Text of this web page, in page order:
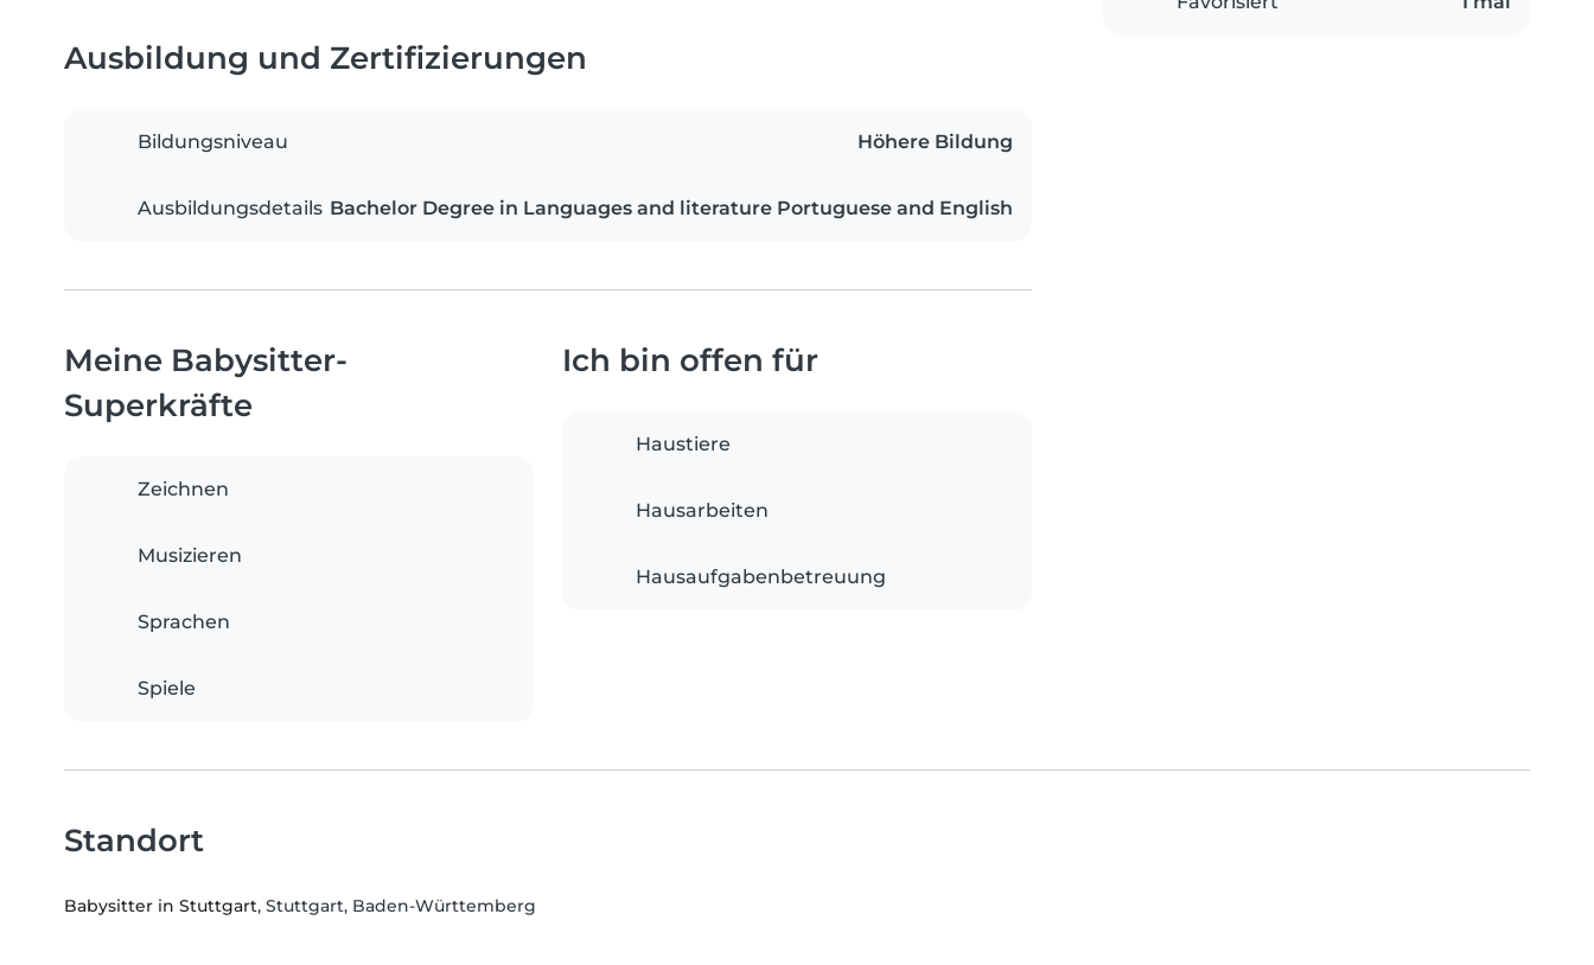
Ausbildung und Zertifizierungen
Bildungsniveau Höhere Bildung
Ausbildungsdetails Bachelor Degree in Languages and literature Portuguese and English
Meine Babysitter-
Superkräfte
Zeichnen
Musizieren
Sprachen
Spiele
Ich bin offen für
Haustiere
Hausarbeiten
Hausaufgabenbetreuung
Standort
Babysitter in Stuttgart, Stuttgart, Baden-Württemberg